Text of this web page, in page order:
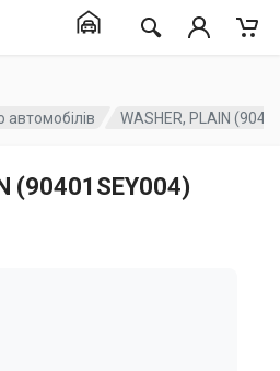
WASHER, PLAIN
(90401SEY004)